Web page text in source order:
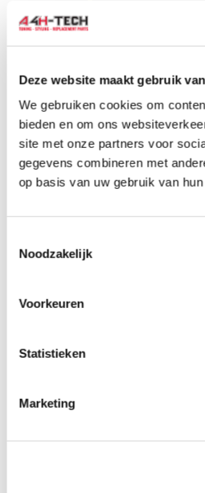
Deze website maakt gebruik
We gebruiken cookies om
bieden en om ons
site met onze partners voor
gegevens combineren met
op basis van uw gebruik van
Noodzakelijk
Voorkeuren
Statistieken
Marketing
Wiellagers & Naven
0 producten beschikbaar
Wielen & Toebehoren
0producten beschikbaar
Spoorverbreders
producten
Wielmoeren
0producten
Draadeinden
producten
Velgen overige
Velgen | Wielen
0producten beschikbaar
Big brake kits